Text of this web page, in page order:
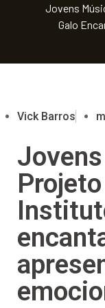
Jovens
Galo
Vick Barros